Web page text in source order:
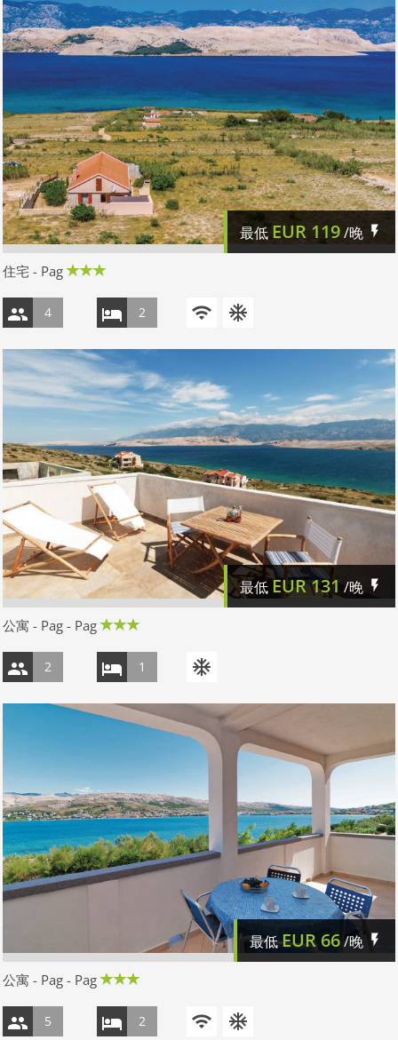
最低 EUR 119/晚
住宅 - Pag
4 2
最低EUR131 /晚
公寓 - Pag - Pag
2 1
最低EUR 66/晚
公寓 - Pag - Pag
5 2